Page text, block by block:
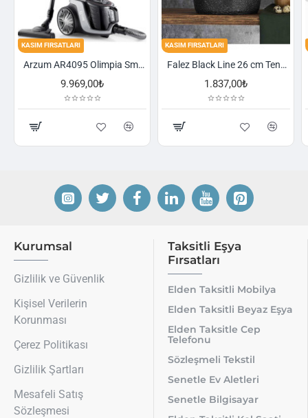
Arzum AR4095 Olimpia Smart Cyclone Filtreli Süpürge - Füme Falez Black Line 26 cm Tencere
KASIM FIRSATLARI
Kurumsal
Gizlilik ve Güvenlik
Kişisel Verilerin
Korunması
Çerez Politikası
Gizlilik Şartları
Mesafeli Satış
Sözleşmesi
Taksitli Eşya
Fırsatları
Elden Taksitli Mobilya
Elden Taksitli Beyaz Eşya
Elden Taksitle Cep
Telefonu
Sözleşmeli Tekstil
Senetle Ev Aletleri
Senetle Bilgisayar